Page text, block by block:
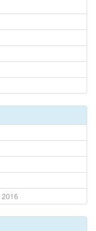
2016